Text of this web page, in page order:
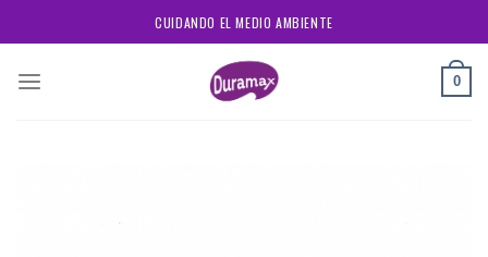
to
CUIDANDO EL MEDIO AMBIENTE
0